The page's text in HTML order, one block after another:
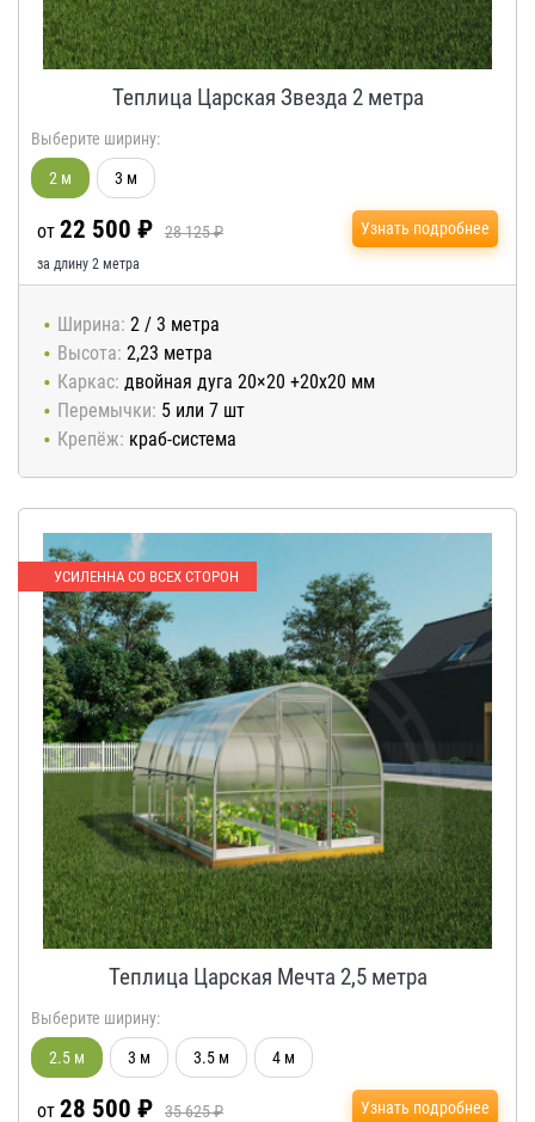
Теплица Царская Звезда 2 метра
Выберите ширину:
2 м 3 м
от 22 500 ₽ 28 125 ₽
за длину 2 метра
Узнать подробнее
Ширина: 2 / 3 метра
Высота: 2,23 метра
Каркас: двойная дуга 20×20 +20х20 мм
Перемычки: 5 или 7 шт
Крепёж: краб-система
УСИЛЕННА СО ВСЕХ СТОРОН
Теплица Царская Мечта 2,5 метра
Выберите ширину:
2.5 м 3 м 3.5 м 4 м
от 28 500 ₽ 35 625 ₽ Узнать подробнее